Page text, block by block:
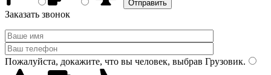
Заказать звонок
Пожалуйста, докажите, что вы человек, выбрав Грузовик.